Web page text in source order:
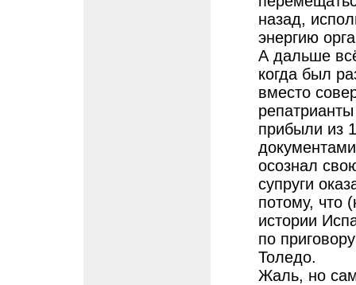
назад,
энергию
А дальше
когда был
вместо
прибыли из
осознал
супруги
потому, что
истории
по
Толедо.
Жаль, но